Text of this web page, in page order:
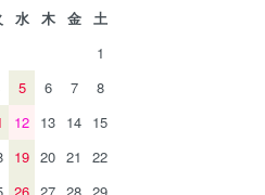
水 木 金
土
1
5 6 7
8
12 13 14 15
19 20 21
22